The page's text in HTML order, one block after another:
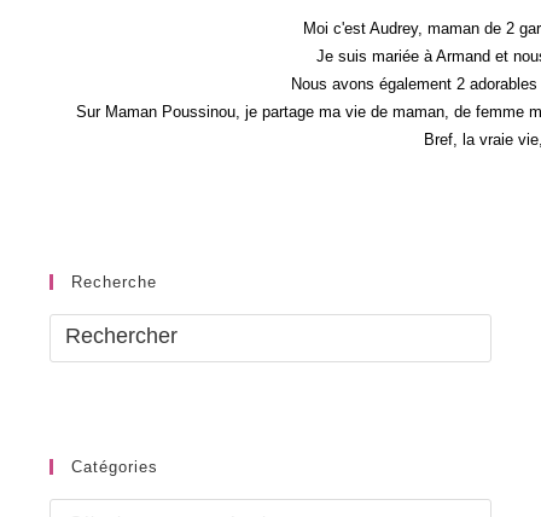
Moi c'est Audrey, maman de 2
Je suis mariée à Armand et
Nous avons également 2
Sur Maman Poussinou, je partage ma vie de maman, de femme
Bref, la vraie
Recherche
Catégories